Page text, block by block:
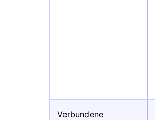
Verbundene